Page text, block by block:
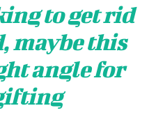
to get rid
maybe this
angle for